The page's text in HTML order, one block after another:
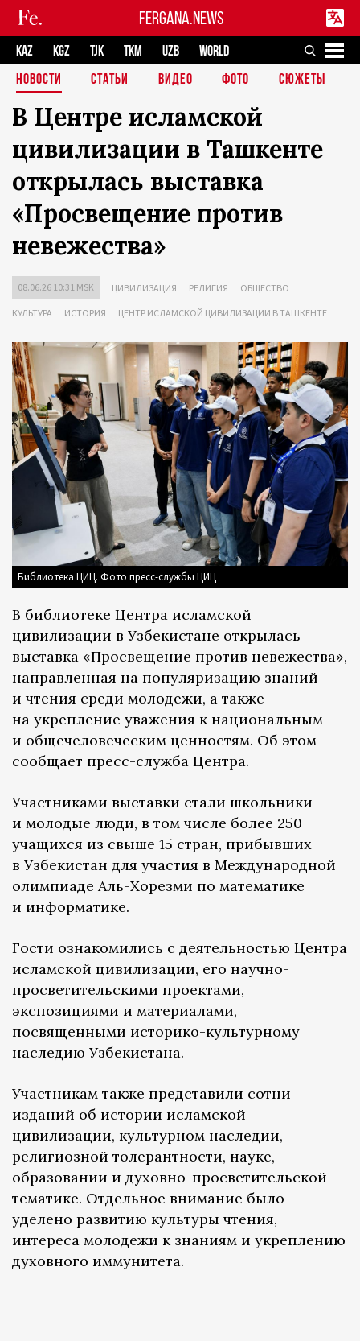
FERGANA.NEWS
KAZ KGZ TJK TKM UZB
WORLD
НОВОСТИ
СТАТЬИ ВИДЕО ФОТО СЮЖЕТЫ
В Центре исламской
цивилизации в Ташкенте
открылась выставка
«Просвещение против
невежества»
08.06.26 10:31 MSK ЦИВИЛИЗАЦИЯ РЕЛИГИЯ ОБЩЕСТВО
КУЛЬТУРА ИСТОРИЯ ЦЕНТР ИСЛАМСКОЙ ЦИВИЛИЗАЦИИ В ТАШКЕНТЕ
Библиотека ЦИЦ. Фото пресс-службы ЦИЦ
В библиотеке Центра исламской
цивилизации в Узбекистане открылась
выставка «Просвещение против невежества»,
направленная на популяризацию знаний
и чтения среди молодежи, а также
на укрепление уважения к национальным
и общечеловеческим ценностям. Об этом
сообщает пресс-служба Центра.
Участниками выставки стали школьники
и молодые люди, в том числе более 250
учащихся из свыше 15 стран, прибывших
в Узбекистан для участия в Международной
олимпиаде Аль-Хорезми по математике
и информатике.
Гости ознакомились с деятельностью Центра
исламской цивилизации, его научно-
просветительскими проектами,
экспозициями и материалами,
посвященными историко-культурному
наследию Узбекистана.
Участникам также представили сотни
изданий об истории исламской
цивилизации, культурном наследии,
религиозной толерантности, науке,
образовании и духовно-просветительской
тематике. Отдельное внимание было
уделено развитию культуры чтения,
интереса молодежи к знаниям и укреплению
духовного иммунитета.